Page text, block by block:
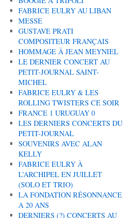
FABRICE EULRY AU LIBAN
MESSE
GUSTAVE PRATI
COMPOSITEUR FRANÇAIS
HOMMAGE À JEAN MEYNIEL
LE DERNIER CONCERT AU
PETIT-JOURNAL SAINT-
MICHEL
FABRICE EULRY & LES
ROLLING TWISTERS CE SOIR
FRANCE 1 URUGUAY 0
LES DERNIERS CONCERTS DU
PETIT-JOURNAL
SOUVENIRS AVEC ALAN
KELLY
FABRICE EULRY À
L’ARCHIPEL EN JUILLET
(SOLO ET TRIO)
LA FONDATION RÉSONNANCE
A 20 ANS
DERNIERS (?) CONCERTS AU